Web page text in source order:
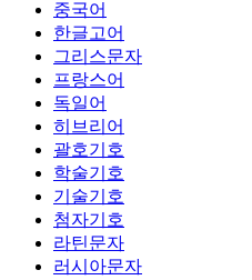
중국어
한글고어
그리스문자
프랑스어
독일어
히브리어
괄호기호
학술기호
기술기호
첨자기호
라틴문자
러시아문자